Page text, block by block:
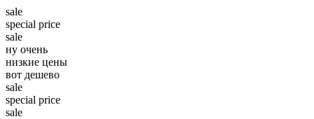
sale
special price
sale
ну очень
низкие цены
вот дешево
sale
special price
sale